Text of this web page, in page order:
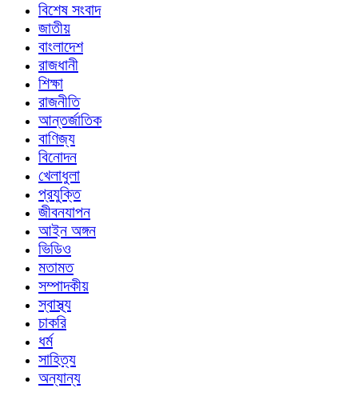
বিশেষ সংবাদ
জাতীয়
বাংলাদেশ
রাজধানী
শিক্ষা
রাজনীতি
আন্তর্জাতিক
বাণিজ্য
বিনোদন
খেলাধুলা
প্রযুক্তি
জীবনযাপন
আইন অঙ্গন
ভিডিও
মতামত
সম্পাদকীয়
স্বাস্থ্য
চাকরি
ধর্ম
সাহিত্য
অন্যান্য